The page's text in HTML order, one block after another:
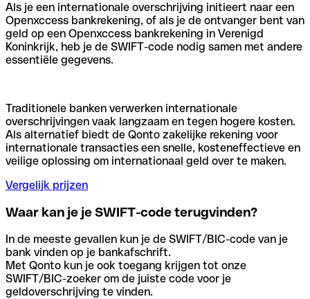
Als je een internationale overschrijving initieert naar een
Openxccess bankrekening, of als je de ontvanger bent van
geld op een Openxccess bankrekening in Verenigd
Koninkrijk, heb je de SWIFT-code nodig samen met andere
essentiële gegevens.
Traditionele banken verwerken internationale
overschrijvingen vaak langzaam en tegen hogere kosten.
Als alternatief biedt de Qonto zakelijke rekening voor
internationale transacties een snelle, kosteneffectieve en
veilige oplossing om internationaal geld over te maken.
Vergelijk prijzen
Waar kan je je SWIFT-code terugvinden?
In de meeste gevallen kun je de SWIFT/BIC-code van je
bank vinden op je bankafschrift.
Met Qonto kun je ook toegang krijgen tot onze
SWIFT/BIC-zoeker om de juiste code voor je
geldoverschrijving te vinden.